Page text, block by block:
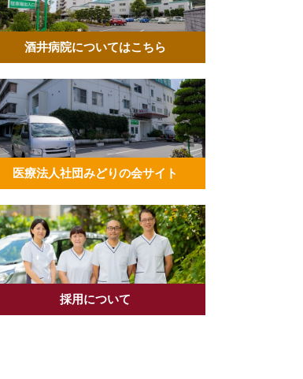
酒井病院についてはこちら
医療法人社団みどりの会サイト
採用について